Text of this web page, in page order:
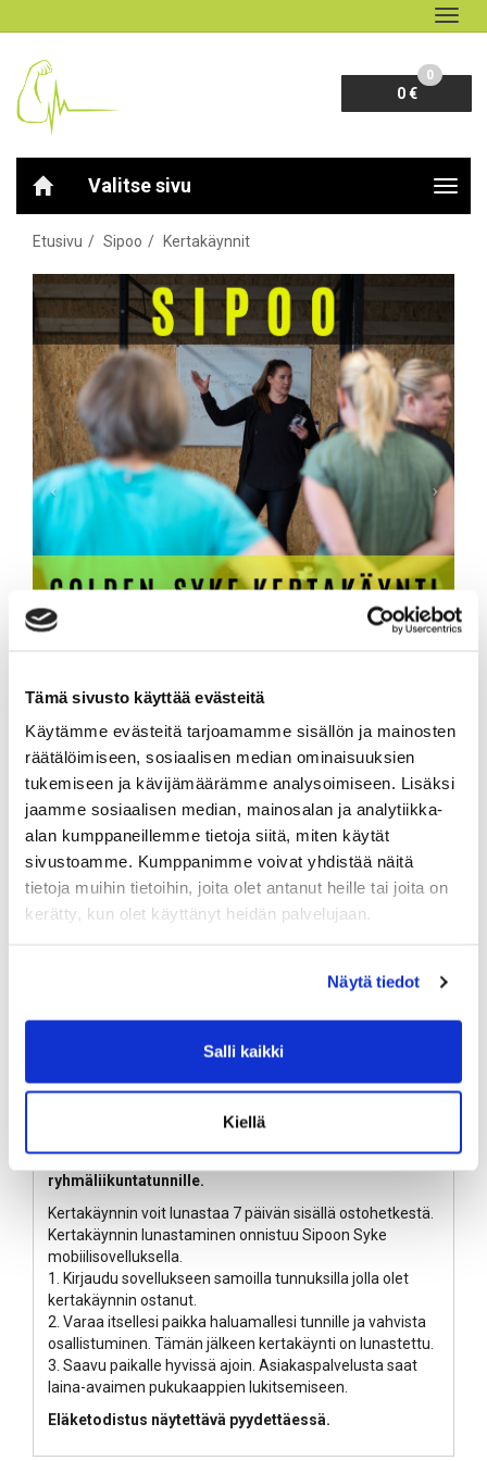
Tämä sivusto käyttää evästeitä
Käytämme evästeitä tarjoamamme sisällön ja mainosten
räätälöimiseen, sosiaalisen median ominaisuuksien
tukemiseen ja kävijämäärämme analysoimiseen. Lisäksi
jaamme sosiaalisen median, mainosalan ja analytiikka-
alan kumppaneillemme tietoja siitä, miten käytät
sivustoamme. Kumppanimme voivat yhdistää näitä
tietoja muihin tietoihin, joita olet antanut heille tai joita on
kerätty, kun olet käyttänyt heidän palvelujaan.
Näytä tiedot
Salli kaikki
Kiellä
0 €
0
Valitse sivu
Etusivu Sipoo Kertakäynnit
Golden-Syke -kertakäynti
KERTAKÄYNTI ON HENKILÖKOHTAINEN JA KÄY
AINOASTAAN GOLDEN-SYKE TUNNEILLE
Lisää tuote ostoskoriin ja siirry kassalle. Kassalla voit valita
maksutavaksi joko verkkomaksun, pankkikortilla tai maksun
laskulla.
9,50 € / kpl
Tuotekuvaus
Golden-Syke jäsenyyteen kuuluvalle
ryhmäliikuntatunnille.
Kertakäynnin voit lunastaa 7 päivän sisällä ostohetkestä.
Kertakäynnin lunastaminen onnistuu Sipoon Syke
mobiilisovelluksella.
1. Kirjaudu sovellukseen samoilla tunnuksilla jolla olet
kertakäynnin ostanut.
2. Varaa itsellesi paikka haluamallesi tunnille ja vahvista
osallistuminen. Tämän jälkeen kertakäynti on lunastettu.
3. Saavu paikalle hyvissä ajoin. Asiakaspalvelusta saat
laina-avaimen pukukaappien lukitsemiseen.
Eläketodistus näytettävä pyydettäessä.